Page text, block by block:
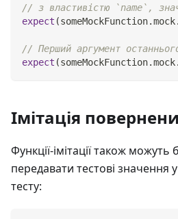
// з властивістю `name`,
expect (someMockFunction.mock.
// Перший аргумент
expect (someMockFunction.mock.
Імітація
Функції-імітації також
передавати тестові значення
тесту: